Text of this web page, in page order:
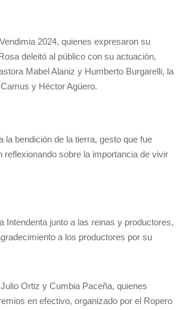
2024, quienes expresaron su
deleitó al público con su actuación,
Mabel Alaniz y Humberto Burgarelli, la
y Héctor Agüero.
bendición de la tierra, gesto que fue
sobre la importancia de vivir
Intendenta junto a las reinas y productores,
a los productores por su
Ortiz y Cumbia Paceña, quienes
en efectivo, organizado por el Ropero